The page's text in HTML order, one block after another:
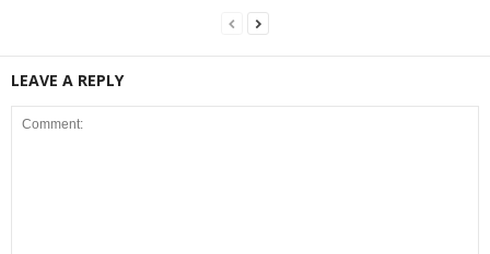
LEAVE A REPLY